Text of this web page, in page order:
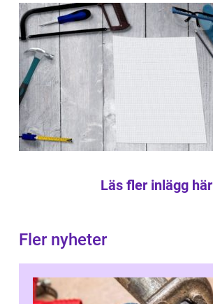
Läs fler inlägg här
Fler nyheter